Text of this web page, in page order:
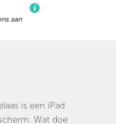
aan
is een iPad
Wat doe